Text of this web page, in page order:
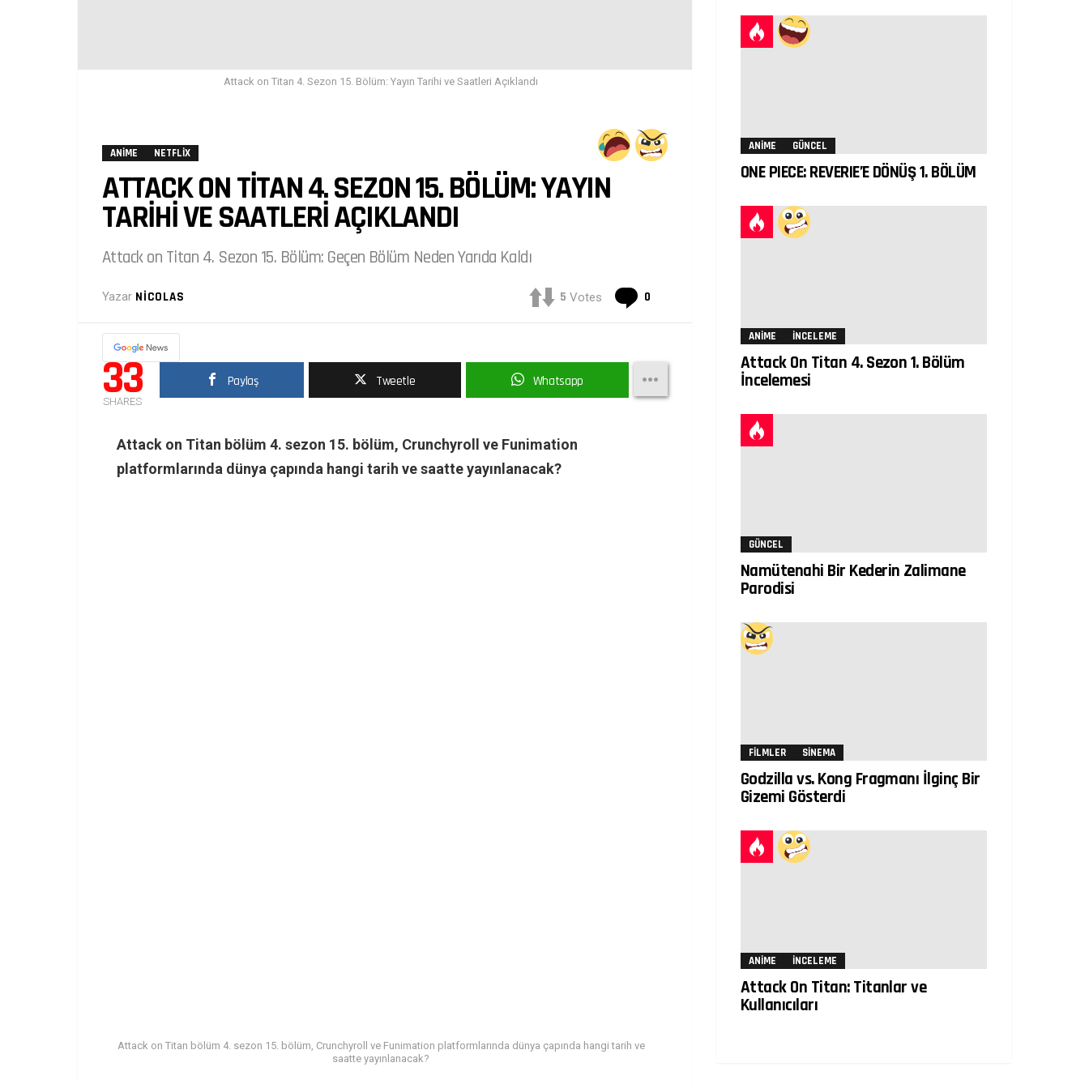
Attack on Titan 4. Sezon 15. Bölüm: Yayın Tarihi ve Saatleri Açıklandı
ANIME NETFLIX
ATTACK ON TITAN 4. SEZON 15. BÖLÜM: YAYIN
TARIHI VE SAATLERI AÇIKLANDI
Attack on Titan 4. Sezon 15. Bölüm: Geçen Bölüm Neden Yarıda Kaldı
Yazar NICOLAS 5 Votes 0
33
SHARES
Paylaş Tweetle Whatsapp
Attack on Titan bölüm 4. sezon 15. bölüm, Crunchyroll ve Funimation
platformlarında dünya çapında hangi tarih ve saatte yayınlanacak?
Attack on Titan bölüm 4. sezon 15. bölüm, Crunchyroll ve Funimation platformlarında dünya çapında hangi tarih ve
saatte yayınlanacak?
ANIME GÜNCEL
ONE PIECE: REVERIE’E DÖNÜŞ 1. BÖLÜM
ANIME İNCELEME
Attack On Titan 4. Sezon 1. Bölüm
İncelemesi
GÜNCEL
Namütenahi Bir Kederin Zalimane
Parodisi
FILMLER SINEMA
Godzilla vs. Kong Fragmanı İlginç Bir
Gizemi Gösterdi
ANIME İNCELEME
Attack On Titan: Titanlar ve
Kullanıcıları